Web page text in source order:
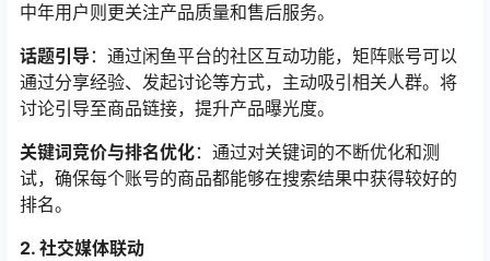
中年用户则更关注产品质量和售后服务。
话题引导：通过闲鱼平台的社区互动功能，矩阵账号可以
通过分享经验、发起讨论等方式，主动吸引相关人群。将
讨论引导至商品链接，提升产品曝光度。
关键词竞价与排名优化：通过对关键词的不断优化和测
试，确保每个账号的商品都能够在搜索结果中获得较好的
排名。
2. 社交媒体联动